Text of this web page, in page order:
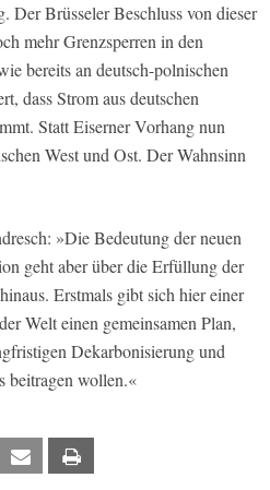
Der Brüsseler Beschluss von dieser
mehr Grenzsperren in den
bereits an deutsch-polnischen
dass Strom aus deutschen
Statt Eiserner Vorhang nun
West und Ost. Der Wahnsinn
»Die Bedeutung der neuen
geht aber über die Erfüllung der
Erstmals gibt sich hier einer
Welt einen gemeinsamen Plan,
Dekarbonisierung und
beitragen wollen.«
Email